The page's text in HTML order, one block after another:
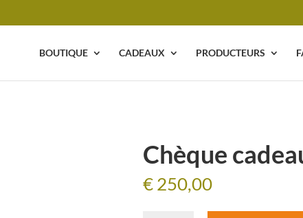
BOUTIQUE CADEAUX PRODUCTEURS
Chèque
€250,00